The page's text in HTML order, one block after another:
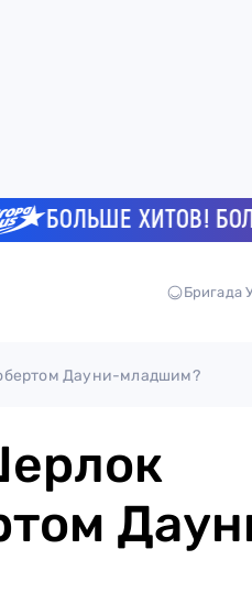
БОЛЬШЕ ХИТОВ!
Бригада
Дауни-младшим?